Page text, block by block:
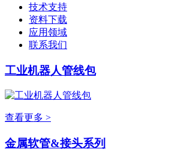
技术支持
资料下载
应用领域
联系我们
工业机器人管线包
查看更多 >
金属软管&接头系列